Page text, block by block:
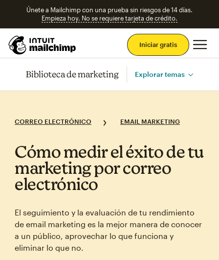
Únete a Mailchimp con una prueba sin riesgos de 14 días.
Empieza hoy. No se requiere tarjeta de crédito.
Iniciar gratis
Biblioteca de marketing Explorar temas
CORREO ELECTRÓNICO EMAIL MARKETING
Cómo medir el éxito de tu
marketing por correo
electrónico
El seguimiento y la evaluación de tu rendimiento
de email marketing es la mejor manera de conocer
a un público, aprovechar lo que funciona y
eliminar lo que no.